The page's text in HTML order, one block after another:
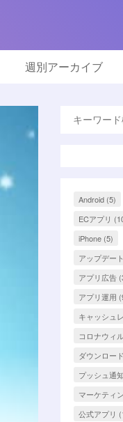
週別アーカイブ
Android(5)
ECアプリ
iPhone(5)
アップデート
アプリ広告
アプリ運用
キャッシュ
コロナウィ
ダウンロード
プッシュ通知
マーケティ
公式アプリ